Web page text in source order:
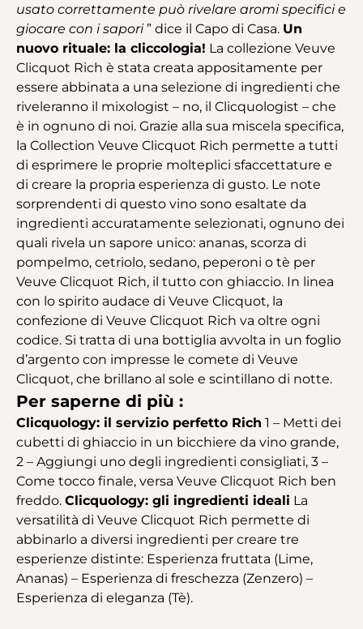
usato correttamente può rivelare aromi specifici e
giocare con i sapori” dice il Capo di Casa. Un
nuovo rituale: la cliccologia! La collezione Veuve
Clicquot Rich è stata creata appositamente per
essere abbinata a una selezione di ingredienti che
riveleranno il mixologist – no, il Clicquologist – che
è in ognuno di noi. Grazie alla sua miscela specifica,
la Collection Veuve Clicquot Rich permette a tutti
di esprimere le proprie molteplici sfaccettature e
di creare la propria esperienza di gusto. Le note
sorprendenti di questo vino sono esaltate da
ingredienti accuratamente selezionati, ognuno dei
quali rivela un sapore unico: ananas, scorza di
pompelmo, cetriolo, sedano, peperoni o tè per
Veuve Clicquot Rich, il tutto con ghiaccio. In linea
con lo spirito audace di Veuve Clicquot, la
confezione di Veuve Clicquot Rich va oltre ogni
codice. Si tratta di una bottiglia avvolta in un foglio
d’argento con impresse le comete di Veuve
Clicquot, che brillano al sole e scintillano di notte.
Per saperne di più :
Clicquology: il servizio perfetto Rich 1 – Metti dei
cubetti di ghiaccio in un bicchiere da vino grande,
2 – Aggiungi uno degli ingredienti consigliati, 3 –
Come tocco finale, versa Veuve Clicquot Rich ben
freddo. Clicquology: gli ingredienti ideali La
versatilità di Veuve Clicquot Rich permette di
abbinarlo a diversi ingredienti per creare tre
esperienze distinte: Esperienza fruttata (Lime,
Ananas) – Esperienza di freschezza (Zenzero) –
Esperienza di eleganza (Tè).